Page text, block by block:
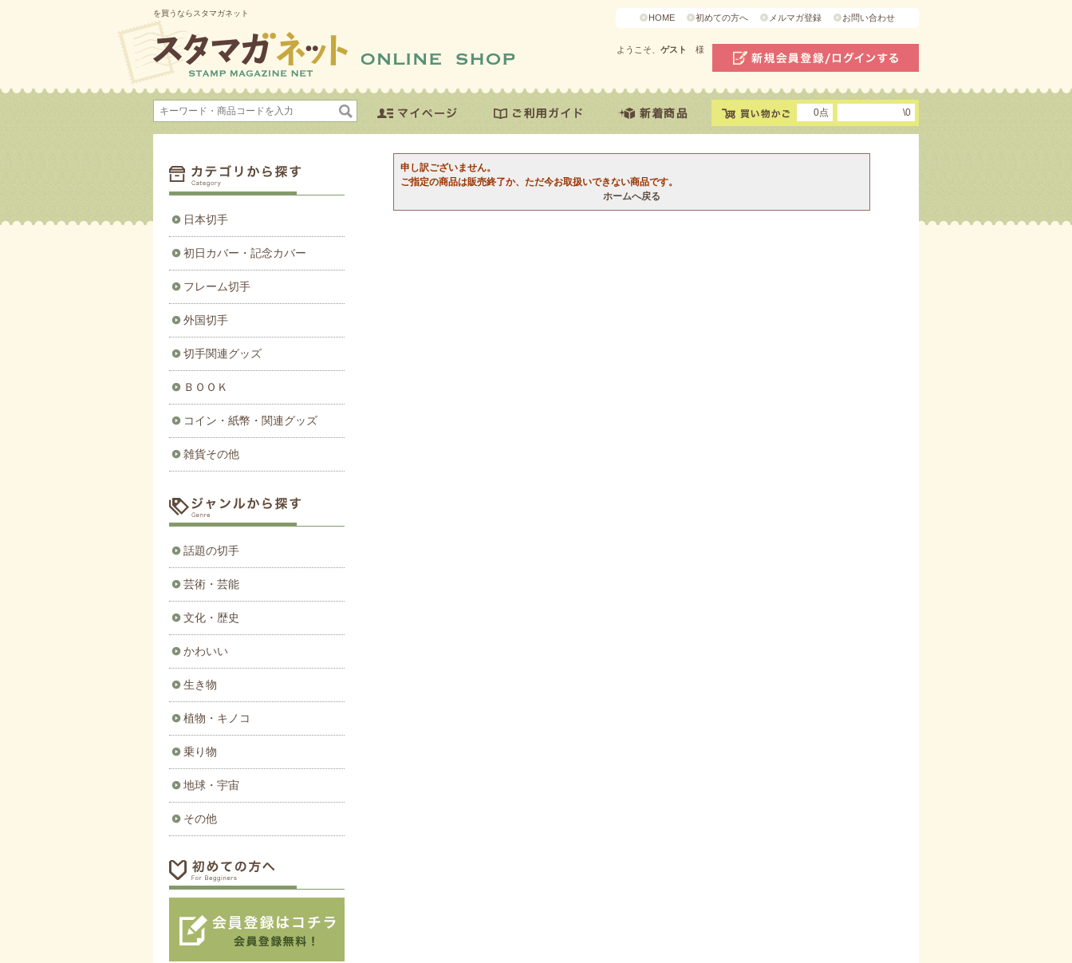
を買うならスタマガネット HOME 初めての方へ メルマガ登録 お問い合わせ
ようこそ、 ゲスト 様
0点 \0
申し訳ございません。
ご指定の商品は販売終了か、ただ今お取扱いできない商品です。
ホームへ戻る
日本切手
初日カバー・記念カバー
フレーム切手
外国切手
切手関連グッズ
ＢＯＯＫ
コイン・紙幣・関連グッズ
雑貨その他
話題の切手
芸術・芸能
文化・歴史
かわいい
生き物
植物・キノコ
乗り物
地球・宇宙
その他